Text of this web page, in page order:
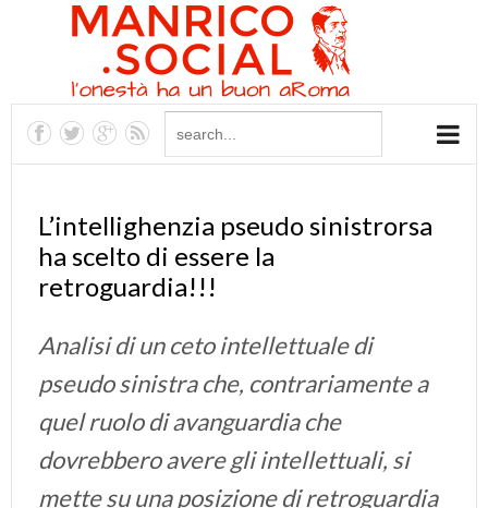
L’intellighenzia pseudo sinistrorsa
ha scelto di essere la
retroguardia!!!
Analisi di un ceto intellettuale di
pseudo sinistra che, contrariamente a
quel ruolo di avanguardia che
dovrebbero avere gli intellettuali, si
mette su una posizione di retroguardia